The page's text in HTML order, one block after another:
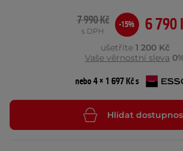
6 790
7 990 Kč
s DPH
-15%
ušetříte 1 200 Kč
Vaše věrnostní sleva
nebo 4 × 1 697 Kč s
Hlídat